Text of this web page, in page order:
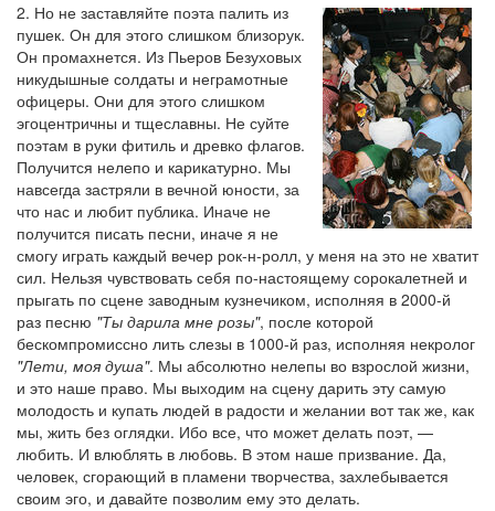
2. Но не заставляйте поэта палить из
пушек. Он для этого слишком близорук.
Он промахнется. Из Пьеров Безуховых
никудышные солдаты и неграмотные
офицеры. Они для этого слишком
эгоцентричны и тщеславны. Не суйте
поэтам в руки фитиль и древко флагов.
Получится нелепо и карикатурно. Мы
навсегда застряли в вечной юности, за
что нас и любит публика. Иначе не
получится писать песни, иначе я не
смогу играть каждый вечер рок-н-ролл, у меня на это не хватит
сил. Нельзя чувствовать себя по-настоящему сорокалетней и
прыгать по сцене заводным кузнечиком, исполняя в 2000-й
раз песню "Ты дарила мне розы", после которой
бескомпромиссно лить слезы в 1000-й раз, исполняя некролог
"Лети, моя душа". Мы абсолютно нелепы во взрослой жизни,
и это наше право. Мы выходим на сцену дарить эту самую
молодость и купать людей в радости и желании вот так же, как
мы, жить без оглядки. Ибо все, что может делать поэт, —
любить. И влюблять в любовь. В этом наше призвание. Да,
человек, сгорающий в пламени творчества, захлебывается
своим эго, и давайте позволим ему это делать.